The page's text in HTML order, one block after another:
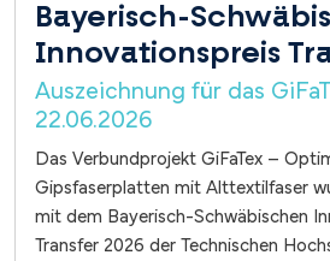
Bayerisch-
Innovationspreis
Auszeichnung für das
22.06.2026
Das Verbundprojekt GiFaTex –
Gipsfaserplatten mit Alttextilfaser
mit dem Bayerisch-Schwäbischen
Transfer 2026 der Technischen